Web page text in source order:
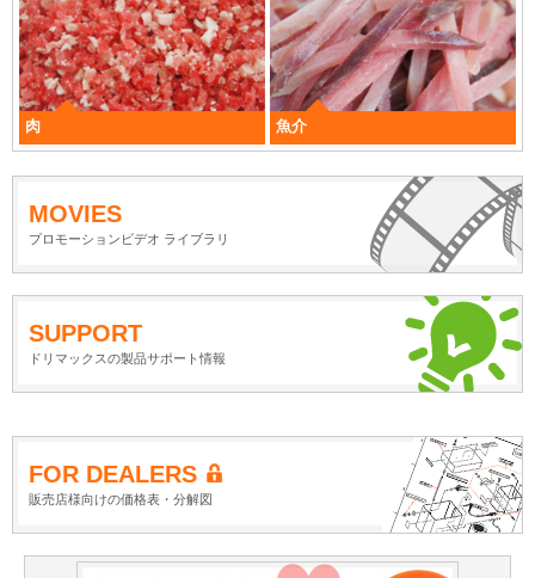
肉 魚介
MOVIES
プロモーションビデオ ライブラリ
SUPPORT
ドリマックスの製品サポート情報
FOR DEALERS
販売店様向けの価格表・分解図